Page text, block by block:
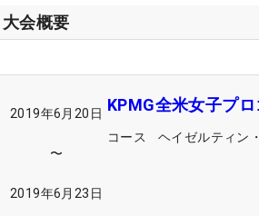
大会概要
2019年6月20日
〜
2019年6月23日
KPMG全米女子プ
コース ヘイゼルティン